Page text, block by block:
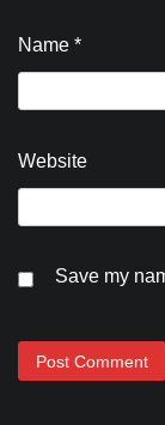
Name *
Website
Save my